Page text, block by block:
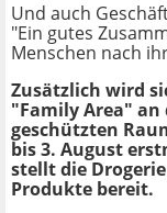
Und auch
"Ein gutes
Menschen nach
Zusätzlich wird
"Family Area" an
geschützten
bis 3. August
stellt die
Produkte bereit.